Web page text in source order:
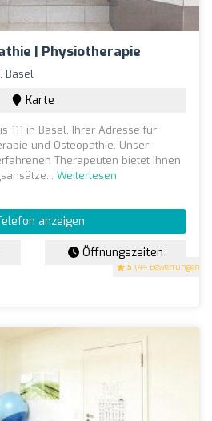
| Physiotherapie
5 (44 Bewertungen)
Basel
Karte
111 in Basel, Ihrer Adresse für
und Osteopathie. Unser
Therapeuten bietet Ihnen
Weiterlesen
anzeigen
Öffnungszeiten